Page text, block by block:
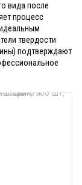
вида после
процесс
твердости
подтверждают